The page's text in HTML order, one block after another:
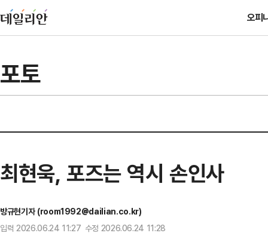
오피
포토
최현욱, 포즈는 역시 손인사
방규현기자 (room1992@dailian.co.kr)
입력 2026.06.24 11:27 수정 2026.06.24 11:28